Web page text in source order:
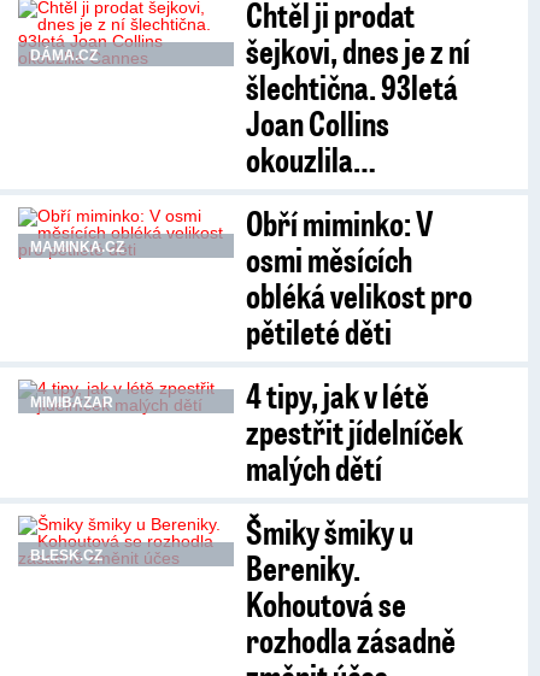
DÁMA.CZ
Chtěl ji prodat
šejkovi, dnes je z ní
šlechtična. 93letá
Joan Collins
okouzlila…
MAMINKA.CZ
Obří miminko: V
osmi měsících
obléká velikost pro
pětileté děti
MIMIBAZAR
4 tipy, jak v létě
zpestřit jídelníček
malých dětí
BLESK.CZ
Šmiky šmiky u
Bereniky.
Kohoutová se
rozhodla zásadně